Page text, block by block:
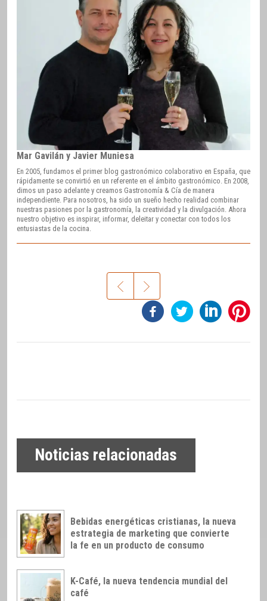
Mar Gavilán y Javier Muniesa
En 2005, fundamos el primer blog gastronómico colaborativo en España, que
rápidamente se convirtió en un referente en el ámbito gastronómico. En 2008,
dimos un paso adelante y creamos Gastronomía & Cía de manera
independiente. Para nosotros, ha sido un sueño hecho realidad combinar
nuestras pasiones por la gastronomía, la creatividad y la divulgación. Ahora
nuestro objetivo es inspirar, informar, deleitar y conectar con todos los
entusiastas de la cocina.
Noticias relacionadas
Bebidas energéticas cristianas, la nueva
estrategia de marketing que convierte
la fe en un producto de consumo
K-Café, la nueva tendencia mundial del
café